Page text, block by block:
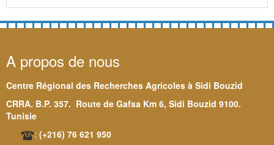
A propos de nous
Centre Régional des Recherches Agricoles à Sidi Bouzid
CRRA. B.P. 357. Route de Gafsa Km 6, Sidi Bouzid 9100.
Tunisie
: (+216) 76 621 950